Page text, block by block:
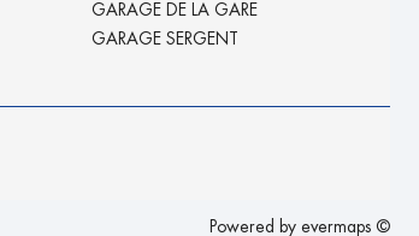
GARAGE DE LA GARE
GARAGE SERGENT
Powered by evermaps ©